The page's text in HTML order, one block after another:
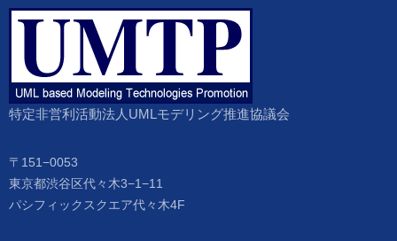
特定非営利活動法人UMLモデリング推進協議会
〒151−0053
東京都渋谷区代々木3−1−11
パシフィックスクエア代々木4F